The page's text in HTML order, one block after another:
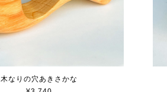
木なりの穴あきさかな